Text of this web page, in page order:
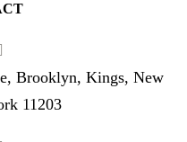
Brooklyn, Kings, New
11203